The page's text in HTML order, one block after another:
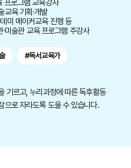
프로그램 교육강사
교육 기획·개발
미 메이커교육 진행 등
미술관 교육 프로그램 주강사
#독서교육가
기르고, 누리과정에 따른 독후활동
으로 자라도록 도울 수 있습니다.